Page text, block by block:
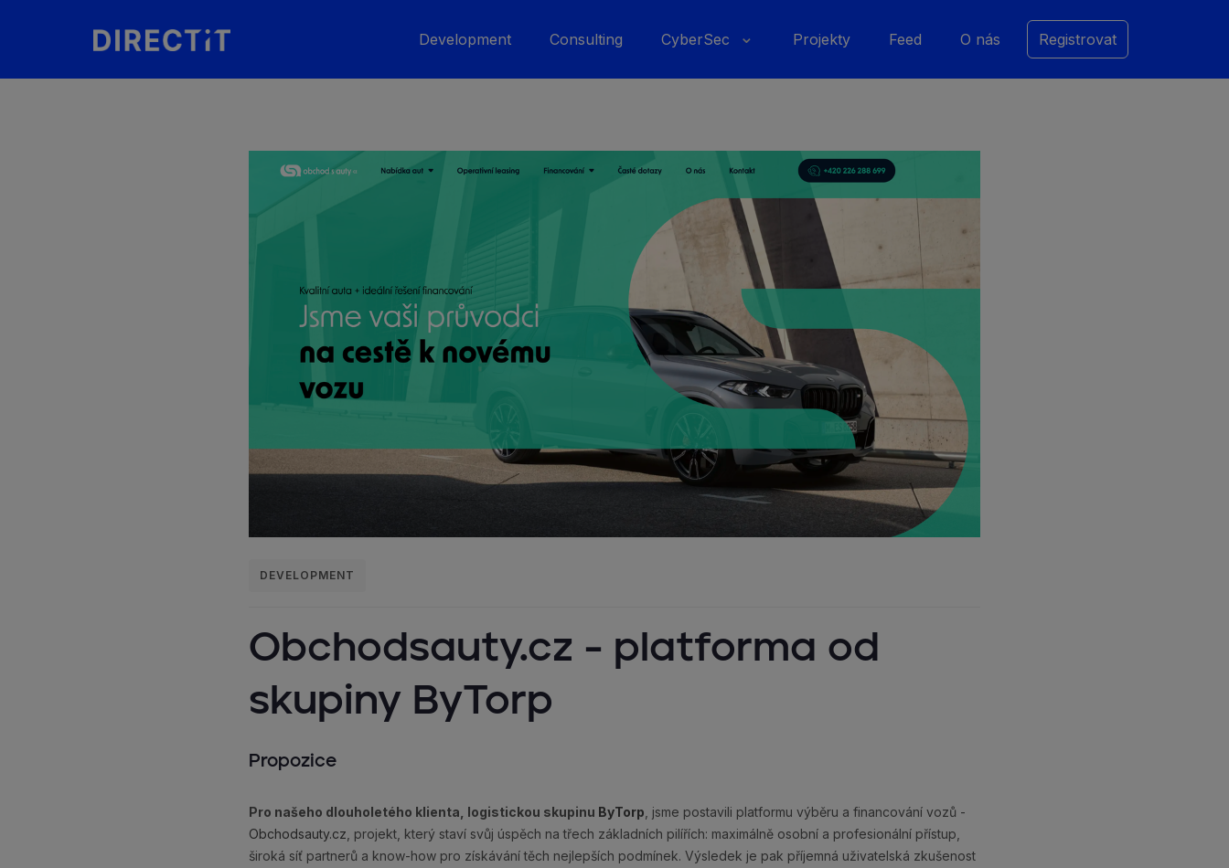
Development Consulting CyberSec Projekty Feed O nás Registrovat
DEVELOPMENT
Obchodsauty.cz - platforma od
skupiny ByTorp
Propozice
Pro našeho dlouholetého klienta, logistickou skupinu ByTorp , jsme postavili platformu výběru a financování vozů -
Obchodsauty.cz , projekt, který staví svůj úspěch na třech základních pilířích: maximálně osobní a profesionální přístup,
široká síť partnerů a know-how pro získávání těch nejlepších podmínek. Výsledek je pak příjemná uživatelská zkušenost